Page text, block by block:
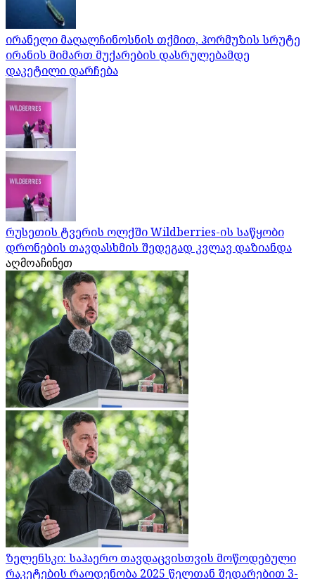
ირანელი მაღალჩინოსნის თქმით, ჰორმუზის სრუტე
ირანის მიმართ მუქარების დასრულებამდე
დაკეტილი დარჩება
რუსეთის ტვერის ოლქში Wildberries-ის საწყობი
დრონების თავდასხმის შედეგად კვლავ დაზიანდა
აღმოაჩინეთ
ზელენსკი: საჰაერო თავდაცვისთვის მოწოდებული
რაკეტების რაოდენობა 2025 წელთან შედარებით 3-